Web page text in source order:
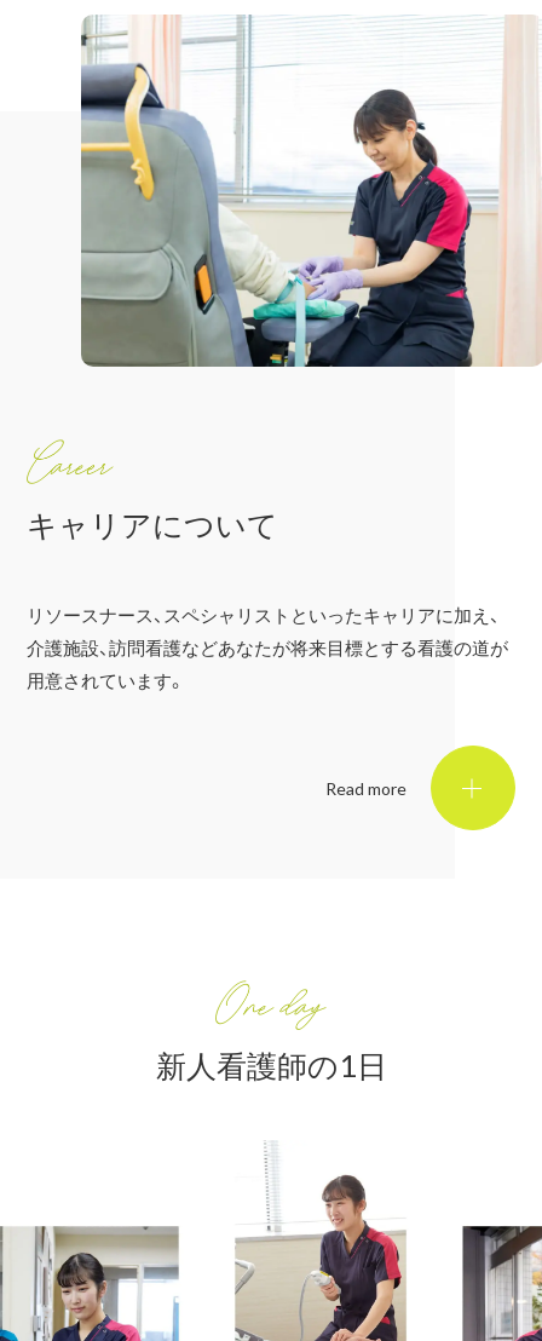
キャリアについて
リソースナース、スペシャリストといったキャリアに加え、
介護施設、訪問看護などあなたが将来目標とする看護の道が
用意されています。
Read more
新人看護師の1日